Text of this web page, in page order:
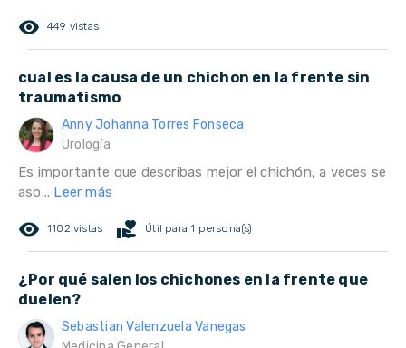
remove_red_eye 449 vistas
cual es la causa de un chichon en la frente sin
traumatismo
Anny Johanna Torres Fonseca
Urología
Es importante que describas mejor el chichón, a veces se
aso... Leer más
remove_red_eye 1102 vistas volunteer_activism Útil para 1 persona(s)
¿Por qué salen los chichones en la frente que
duelen?
Sebastian Valenzuela Vanegas